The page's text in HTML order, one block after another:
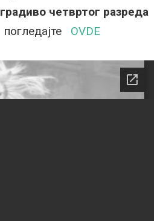
градиво четвртог разреда
погледајте OVDE